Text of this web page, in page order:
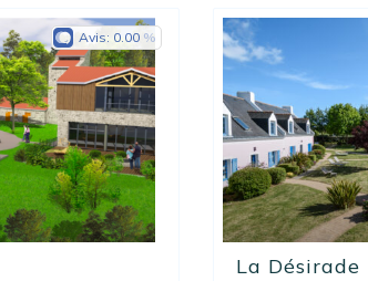
Avis: 0.00
La Désirade